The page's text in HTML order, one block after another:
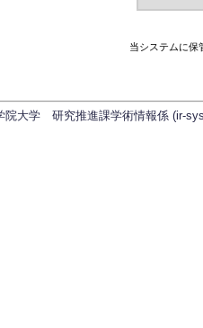
当システムに保
院大学 研究推進課学術情報係 (ir-